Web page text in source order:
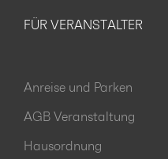
FÜR VERANSTALTER
Anreise und Parken
AGB Veranstaltung
Hausordnung